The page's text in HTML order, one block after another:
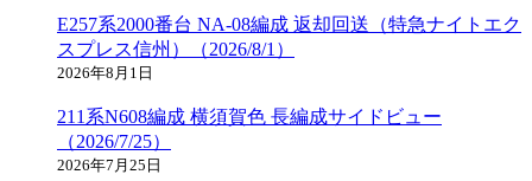
E257系2000番台 NA-08編成 返却回送（特急ナイトエク
スプレス信州）（2026/8/1）
2026年8月1日
211系N608編成 横須賀色 長編成サイドビュー
（2026/7/25）
2026年7月25日